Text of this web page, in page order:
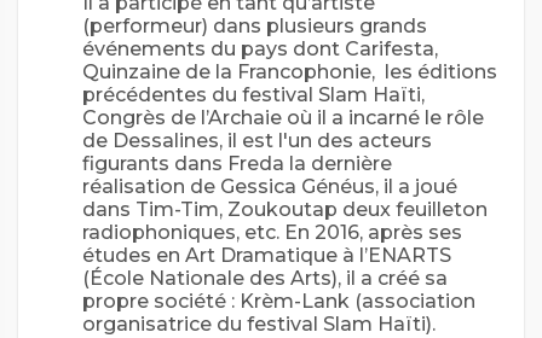
(performeur) dans plusieurs grands
événements du pays dont Carifesta,
Quinzaine de la Francophonie, les éditions
précédentes du festival Slam Haïti,
Congrès de l’Archaie où il a incarné le rôle
de Dessalines, il est l'un des acteurs
figurants dans Freda la dernière
réalisation de Gessica Généus, il a joué
dans Tim-Tim, Zoukoutap deux feuilleton
radiophoniques, etc. En 2016, après ses
études en Art Dramatique à l’ENARTS
(École Nationale des Arts), il a créé sa
propre société : Krèm-Lank (association
organisatrice du festival Slam Haïti).